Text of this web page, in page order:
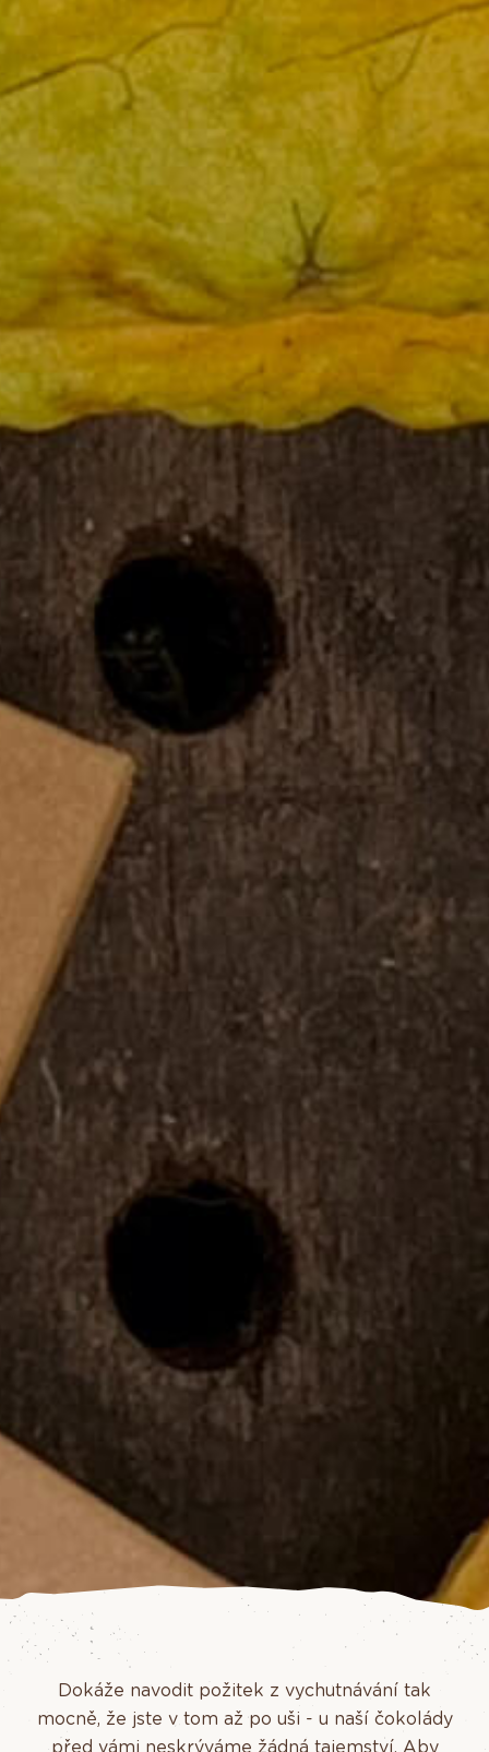
Dokáže navodit požitek z vychutnávání tak
mocně, že jste v tom až po uši - u naší čokolády
před vámi neskrýváme žádná tajemství. Aby